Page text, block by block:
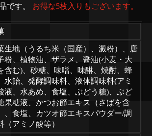
です。 お得な5枚入りもございます。
生地（うるち米（国産）、澱粉）、唐
粉、植物油、ザラメ、醤油(小麦・大
含む)、砂糖、味噌、味醂、焼酎、蜂
水飴、発酵調味料、液体調味料(アミ
液、水あめ、食塩、ぶどう糖)、ぶど
果糖液、かつお節エキス（さばを含
、食塩、カツオ節エキスパウダー/調
（アミノ酸等）